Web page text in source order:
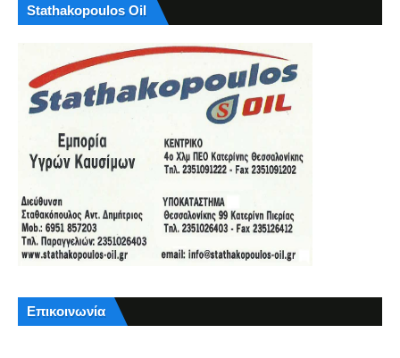
Stathakopoulos Oil
Επικοινωνία